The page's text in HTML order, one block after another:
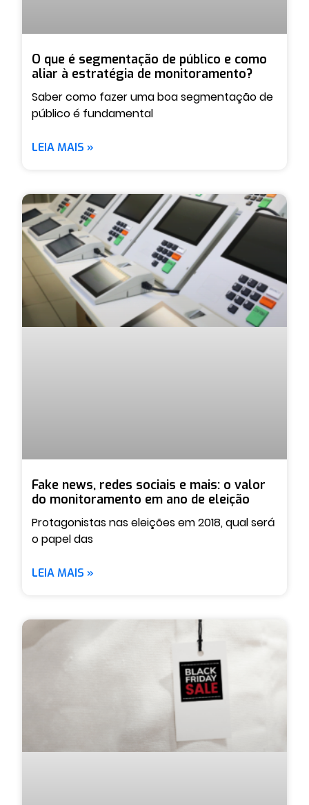
O que é segmentação de público e como
aliar à estratégia de monitoramento?
Saber como fazer uma boa segmentação de
público é fundamental
LEIA MAIS »
Fake news, redes sociais e mais: o valor
do monitoramento em ano de eleição
Protagonistas nas eleições em 2018, qual será
o papel das
LEIA MAIS »